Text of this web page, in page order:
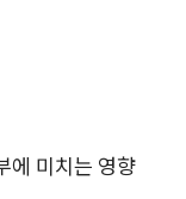
에 미치는 영향